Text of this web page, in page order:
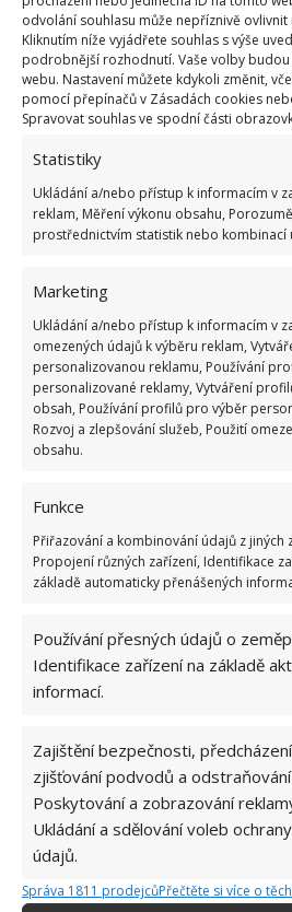
odvolání souhlasu může nepříznivě ovlivnit
Kliknutím níže vyjádřete souhlas s výše
podrobnější rozhodnutí. Vaše volby
webu. Nastavení můžete kdykoli změnit,
pomocí přepínačů v Zásadách cookies
Spravovat souhlas ve spodní části
Statistiky
Ukládání a/nebo přístup k informacím v
reklam, Měření výkonu obsahu,
prostřednictvím statistik nebo kombinací
Marketing
Ukládání a/nebo přístup k informacím v
omezených údajů k výběru reklam,
personalizovanou reklamu, Používání
personalizované reklamy, Vytváření
obsah, Používání profilů pro výběr
Rozvoj a zlepšování služeb, Použití
obsahu.
Funkce
Přiřazování a kombinování údajů z jiných
Propojení různých zařízení, Identifikace
základě automaticky přenášených
Používání přesných údajů o
Identifikace zařízení na základě
informací.
Zajištění bezpečnosti,
zjišťování podvodů a
Poskytování a zobrazování
Ukládání a sdělování voleb
údajů.
Správa 1811 prodejcůPřečtěte si více o
se dřevem. Umístí se do řezů a
dalších tipech, jak odstranit
cestou, jsme již psali na
třeba zkusitposypat pařez
LIKVIDACE PAŘEZU PAREZ
Přidejte svůj názor
Hana
Do
přidala
redaktorky ji
autorovi]